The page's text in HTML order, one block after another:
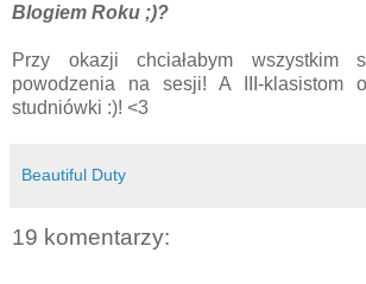
Blogiem Roku ;)?
Przy okazji chciałabym wszystkim
powodzenia na sesji! A III-klasistom
studniówki :)! <3
Beautiful Duty
19 komentarzy: